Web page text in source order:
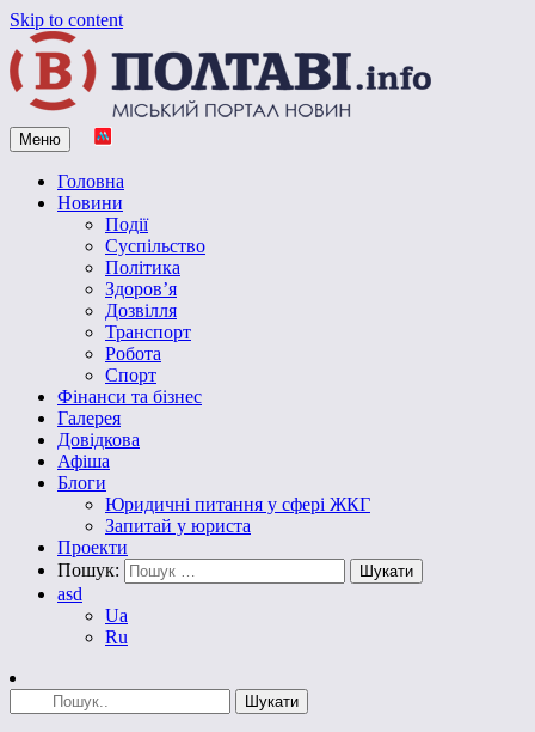
Skip to content
Vpoltave.info
Полтавський портал новин
Меню
Головна
Новини
Події
Суспільство
Політика
Здоров’я
Дозвілля
Транспорт
Робота
Спорт
Фінанси та бізнес
Галерея
Довідкова
Афіша
Блоги
Юридичні питання у сфері ЖКГ
Запитай у юриста
Проекти
Пошук:
asd
Ua
Ru